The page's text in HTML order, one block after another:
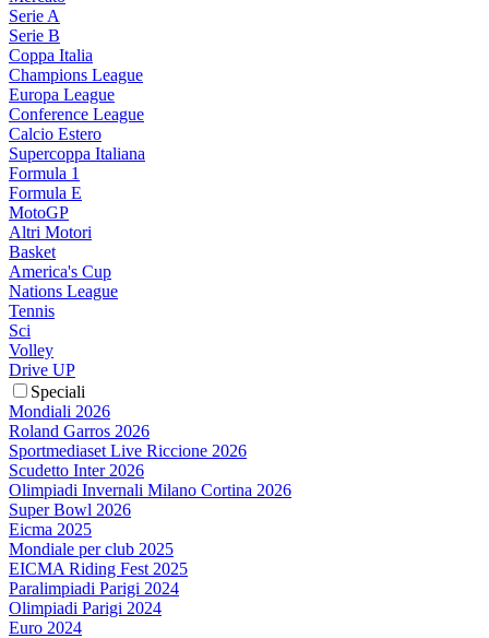
Serie A
Serie B
Coppa Italia
Champions League
Europa League
Conference League
Calcio Estero
Supercoppa Italiana
Formula 1
Formula E
MotoGP
Altri Motori
Basket
America's Cup
Nations League
Tennis
Sci
Volley
Drive UP
Speciali
Mondiali 2026
Roland Garros 2026
Sportmediaset Live Riccione 2026
Scudetto Inter 2026
Olimpiadi Invernali Milano Cortina 2026
Super Bowl 2026
Eicma 2025
Mondiale per club 2025
EICMA Riding Fest 2025
Paralimpiadi Parigi 2024
Olimpiadi Parigi 2024
Euro 2024